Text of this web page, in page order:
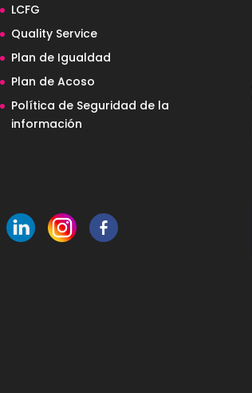
LCFG
Quality Service
Plan de Igualdad
Plan de Acoso
Política de Seguridad de la
información